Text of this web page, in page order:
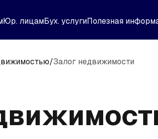
Юр. лицамБух. услугиПолезная
/Залог недвижимости